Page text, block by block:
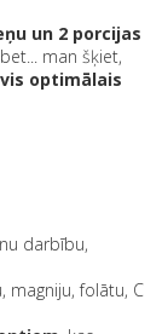
un 2 porcijas
man šķiet,
optimālais
darbību,
magniju, folātu, C